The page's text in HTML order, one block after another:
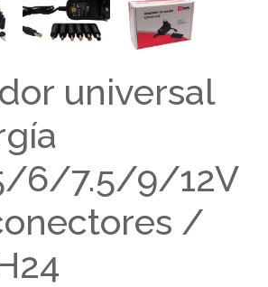
universal
6/7.5/9/12V
/